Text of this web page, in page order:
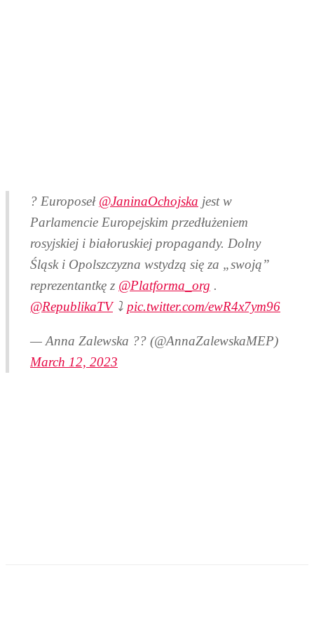
? Europoseł @JaninaOchojska jest w
Parlamencie Europejskim przedłużeniem
rosyjskiej i białoruskiej propagandy. Dolny
Śląsk i Opolszczyzna wstydzą się za „swoją”
reprezentantkę z @Platforma_org .
@RepublikaTV⤵️ pic.twitter.com/ewR4x7ym96
— Anna Zalewska ?? (@AnnaZalewskaMEP)
March 12, 2023